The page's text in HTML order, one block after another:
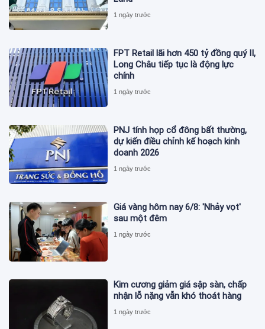
1 ngày trước
FPT Retail lãi hơn 450 tỷ đồng quý II,
Long Châu tiếp tục là động lực
chính
1 ngày trước
PNJ tính họp cổ đông bất thường,
dự kiến điều chỉnh kế hoạch kinh
doanh 2026
1 ngày trước
Giá vàng hôm nay 6/8: 'Nhảy vọt'
sau một đêm
1 ngày trước
Kim cương giảm giá sập sàn, chấp
nhận lỗ nặng vẫn khó thoát hàng
1 ngày trước